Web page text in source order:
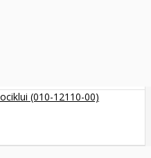
(010-12110-00)